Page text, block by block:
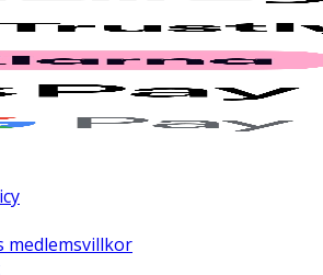
medlemsvillkor